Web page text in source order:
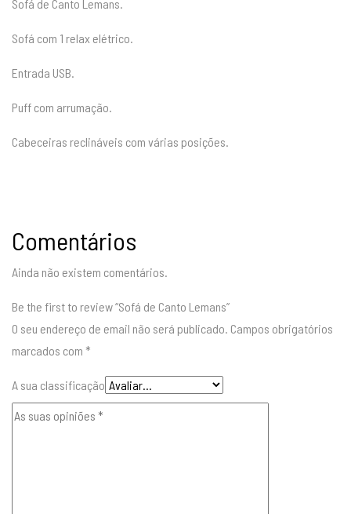
Sofá de Canto Lemans.
Sofá com 1 relax elétrico.
Entrada USB.
Puff com arrumação.
Cabeceiras reclináveis com várias posições.
Comentários
Ainda não existem comentários.
Be the first to review “Sofá de Canto Lemans”
O seu endereço de email não será publicado. Campos obrigatórios
marcados com *
A sua classificação